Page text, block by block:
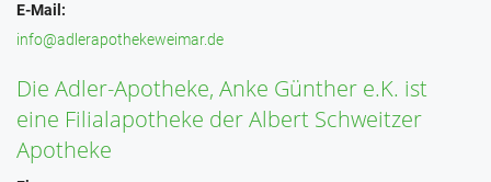
E-Mail:
info@adlerapothekeweimar.de
Die Adler-Apotheke, Anke Günther e.K. ist
eine Filialapotheke der Albert Schweitzer
Apotheke